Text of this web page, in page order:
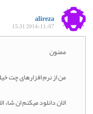
alireza
2014/11/07 15:31
ممنون
من از نرم افزارهای چت
الان دانلود میکنم ان شاء